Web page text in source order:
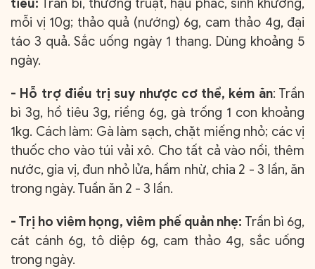
tiêu: Trần bì, thương truật, hậu phác, sinh khương,
mỗi vị 10g; thảo quả (nướng) 6g, cam thảo 4g, đại
táo 3 quả. Sắc uống ngày 1 thang. Dùng khoảng 5
ngày.
- Hỗ trợ điều trị suy nhược cơ thể, kém ăn: Trần
bì 3g, hồ tiêu 3g, riềng 6g, gà trống 1 con khoảng
1kg. Cách làm: Gà làm sạch, chặt miếng nhỏ; các vị
thuốc cho vào túi vải xô. Cho tất cả vào nồi, thêm
nước, gia vị, đun nhỏ lửa, hầm nhừ, chia 2 - 3 lần, ăn
trong ngày. Tuần ăn 2 - 3 lần.
- Trị ho viêm họng, viêm phế quản nhẹ: Trần bì 6g,
cát cánh 6g, tô diệp 6g, cam thảo 4g, sắc uống
trong ngày.